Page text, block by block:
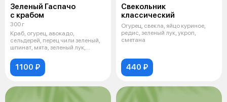
Зеленый Гаспачо
с крабом
300 г
Краб, огурец, авокадо,
сельдерей, перец чили зеленый,
шпинат, мята, зеленый лук,
1100 ₽
Свекольник
классический
Огурец, свекла, яйцо куриное,
редис, зеленый лук, укроп,
сметана
440 ₽